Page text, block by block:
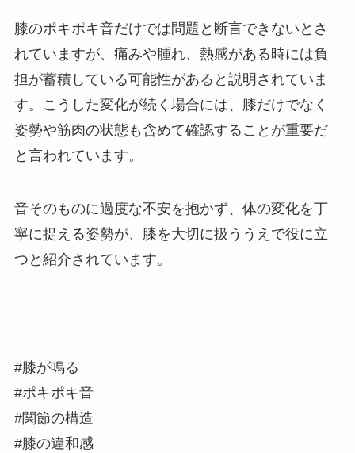
膝のポキポキ音だけでは問題と断言できないとさ
れていますが、痛みや腫れ、熱感がある時には負
担が蓄積している可能性があると説明されていま
す。こうした変化が続く場合には、膝だけでなく
姿勢や筋肉の状態も含めて確認することが重要だ
と言われています。
音そのものに過度な不安を抱かず、体の変化を丁
寧に捉える姿勢が、膝を大切に扱ううえで役に立
つと紹介されています。
#膝が鳴る
#ポキポキ音
#関節の構造
#膝の違和感